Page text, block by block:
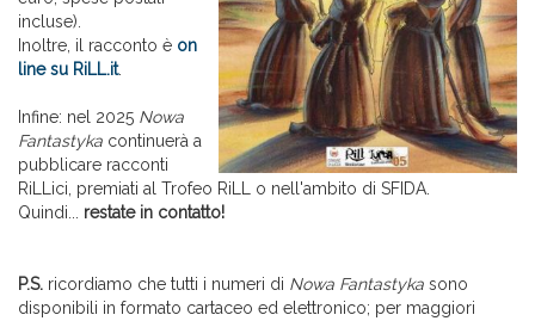
incluse).
Inoltre, il racconto è on
line su RiLL.it.
Infine: nel 2025 Nowa
Fantastyka continuerà a
pubblicare racconti
RiLLici, premiati al Trofeo RiLL o nell'ambito di SFIDA.
Quindi... restate in contatto!
P.S. ricordiamo che tutti i numeri di Nowa Fantastyka sono
disponibili in formato cartaceo ed elettronico; per maggiori